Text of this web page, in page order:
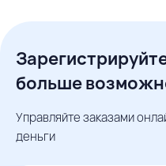
больше
Управляйте заказами
деньги